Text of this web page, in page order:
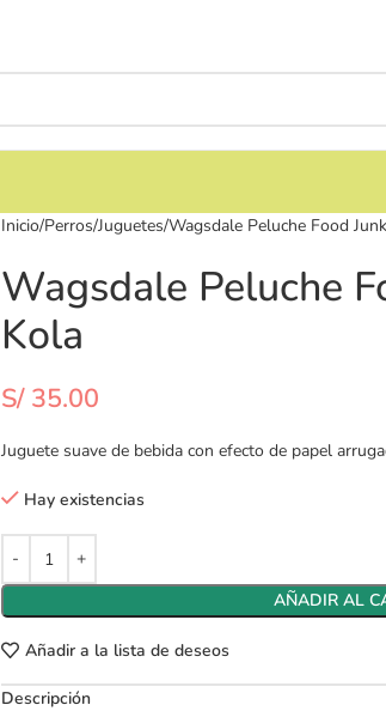
Inicio Perros Juguetes Wagsdale Peluche Food
Wagsdale Peluche
Kola
S/35.00
Juguete suave de bebida con efecto de papel
Hay existencias
AÑADIR AL
Añadir a la lista de deseos
Descripción